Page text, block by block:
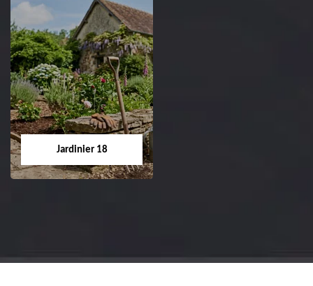
Dessouchage arbre
et haie 18
Entreprise dessouchage
arbre et haie 18 Cher
Jardinier 18